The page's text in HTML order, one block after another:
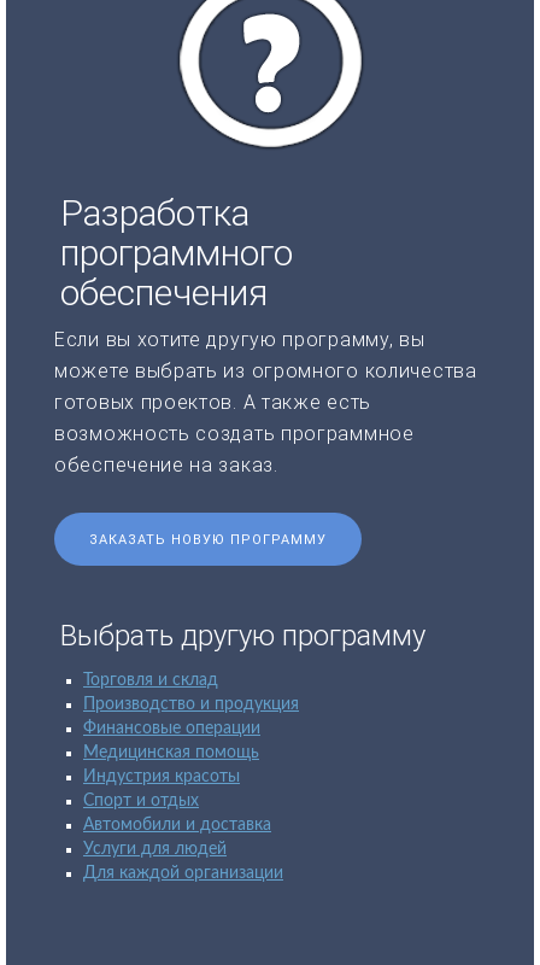
Разработка
программного
обеспечения
Если вы хотите другую программу, вы
можете выбрать из огромного количества
готовых проектов. А также есть
возможность создать программное
обеспечение на заказ.
ЗАКАЗАТЬ НОВУЮ ПРОГРАММУ
Выбрать другую программу
Торговля и склад
Производство и продукция
Финансовые операции
Медицинская помощь
Индустрия красоты
Спорт и отдых
Автомобили и доставка
Услуги для людей
Для каждой организации